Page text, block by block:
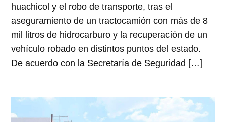
huachicol y el robo de transporte, tras el
aseguramiento de un tractocamión con más de 8
mil litros de hidrocarburo y la recuperación de un
vehículo robado en distintos puntos del estado.
De acuerdo con la Secretaría de Seguridad […]